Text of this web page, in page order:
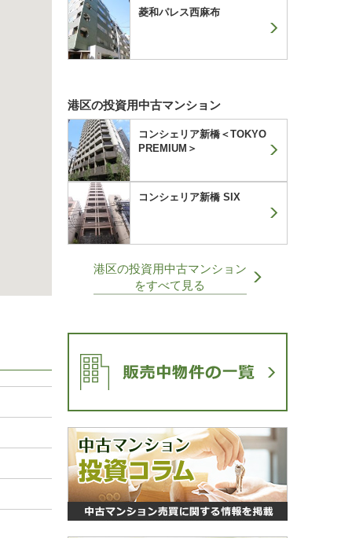
菱和パレス西麻布
港区の投資用中古マンション
コンシェリア新橋＜TOKYO
PREMIUM＞
コンシェリア新橋 SIX
港区の投資用中古マンション
をすべて見る